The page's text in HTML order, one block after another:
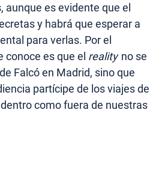
aunque es evidente que el
y habrá que esperar a
para verlas. Por el
conoce es que el realityno se
Falcó en Madrid, sino que
partícipe de los viajes de
como fuera de nuestras